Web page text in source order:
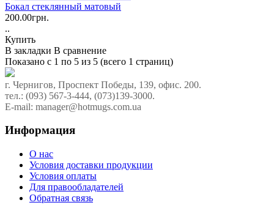
Бокал стеклянный матовый
200.00грн.
..
Купить
В закладки В сравнение
Показано с 1 по 5 из 5 (всего 1 страниц)
г. Чернигов, Проспект Победы, 139, офис. 200.
тел.: (093) 567-3-444, (073)139-3000.
E-mail: manager@hotmugs.com.ua
Информация
О нас
Условия доставки продукции
Условия оплаты
Для правообладателей
Обратная связь